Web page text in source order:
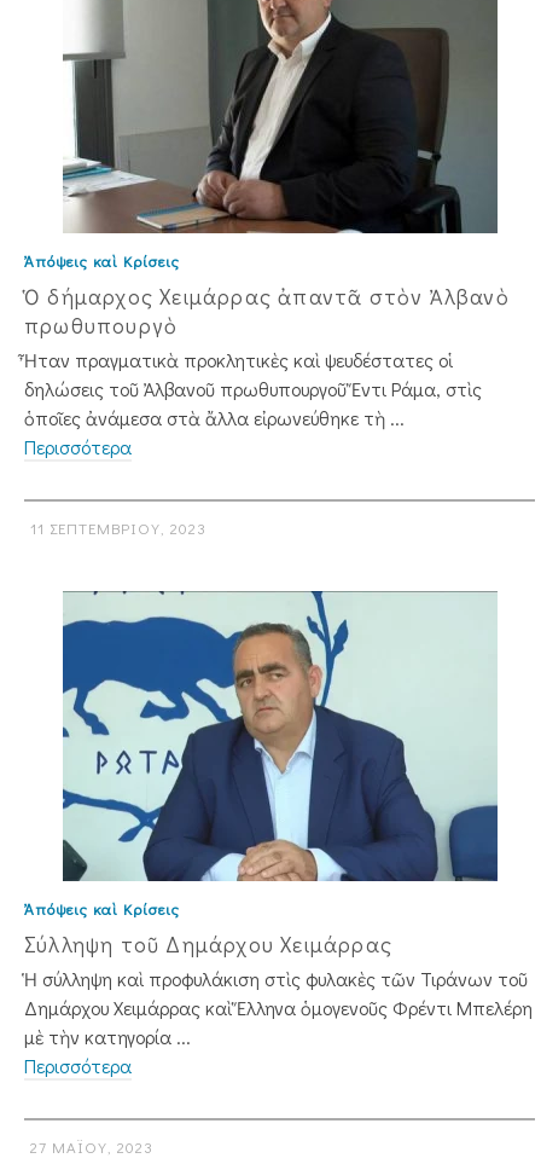
Ἀπόψεις καὶ Κρίσεις
Ὁ δήμαρχος Χειμάρρας ἀπαντᾶ στὸν Ἀλβανὸ
πρωθυπουργὸ
Ἦταν πραγματικὰ προκλητικὲς καὶ ψευδέστατες οἱ
δηλώσεις τοῦ Ἀλβανοῦ πρωθυπουργοῦ Ἔντι Ράμα, στὶς
ὁποῖες ἀνάμεσα στὰ ἄλλα εἰρωνεύθηκε τὴ ...
Περισσότερα
11 ΣΕΠΤΕΜΒΡΊΟΥ, 2023
Ἀπόψεις καὶ Κρίσεις
Σύλληψη τοῦ Δημάρχου Χειμάρρας
Ἡ σύλληψη καὶ προφυλάκιση στὶς φυλακὲς τῶν Τιράνων τοῦ
Δημάρχου Χειμάρρας καὶ Ἕλληνα ὁμογενοῦς Φρέντι Μπελέρη
μὲ τὴν κατηγορία ...
Περισσότερα
27 ΜΑΪ́ΟΥ, 2023